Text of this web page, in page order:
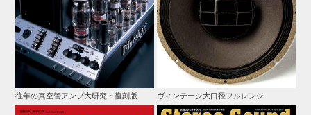
往年の真空管アンプ大研究・復刻版 ヴィンテージ大口径フルレンジ